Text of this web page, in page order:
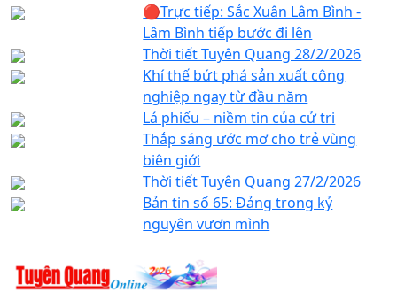
🔴Trực tiếp: Sắc Xuân Lâm Bình -
Lâm Bình tiếp bước đi lên
Thời tiết Tuyên Quang 28/2/2026
Khí thế bứt phá sản xuất công
nghiệp ngay từ đầu năm
Lá phiếu – niềm tin của cử tri
Thắp sáng ước mơ cho trẻ vùng
biên giới
Thời tiết Tuyên Quang 27/2/2026
Bản tin số 65: Đảng trong kỷ
nguyên vươn mình